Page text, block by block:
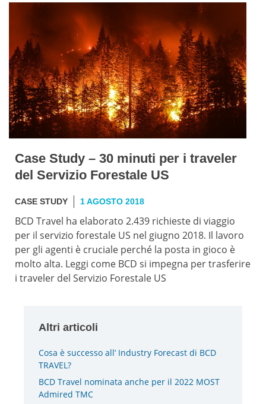
Case Study – 30 minuti per i traveler
del Servizio Forestale US
CASE STUDY 1 AGOSTO 2018
BCD Travel ha elaborato 2.439 richieste di viaggio
per il servizio forestale US nel giugno 2018. Il lavoro
per gli agenti è cruciale perché la posta in gioco è
molto alta. Leggi come BCD si impegna per trasferire
i traveler del Servizio Forestale US
Altri articoli
Cosa è successo all’ Industry Forecast di BCD
TRAVEL?
BCD Travel nominata anche per il 2022 MOST
Admired TMC